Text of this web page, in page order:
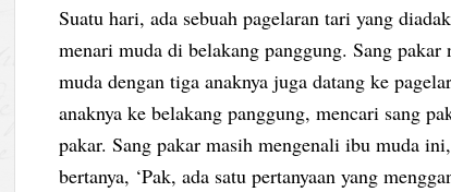
Suatu hari, ada sebuah pagelaran tari yang
menari muda di belakang panggung. Sang
muda dengan tiga anaknya juga datang ke
anaknya ke belakang panggung, mencari sang
pakar. Sang pakar masih mengenali ibu muda
bertanya, ‘Pak, ada satu pertanyaan yang